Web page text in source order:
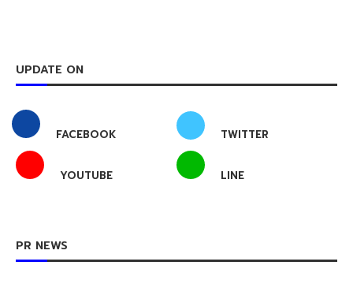
UPDATE ON
FACEBOOK TWITTER
YOUTUBE LINE
PR NEWS